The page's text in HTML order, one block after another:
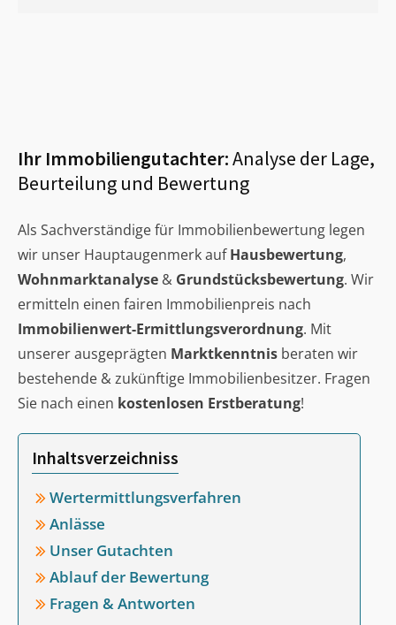
Ihr Immobiliengutachter:Analyse der Lage,
Beurteilung und Bewertung
Als Sachverständige für Immobilienbewertung legen
wir unser Hauptaugenmerk aufHausbewertung,
Wohnmarktanalyse & Grundstücksbewertung. Wir
ermitteln einen fairen Immobilienpreis nach
Immobilienwert-Ermittlungsverordnung. Mit
unserer ausgeprägten Marktkenntnis beraten wir
bestehende & zukünftige Immobilienbesitzer. Fragen
Sie nach einen kostenlosen Erstberatung!
Inhaltsverzeichniss
Wertermittlungsverfahren
Anlässe
Unser Gutachten
Ablauf der Bewertung
Fragen & Antworten